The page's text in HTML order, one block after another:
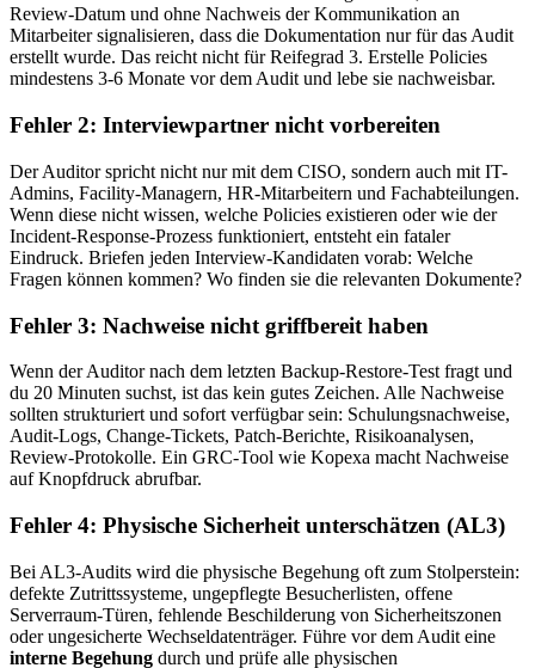
Review-Datum und ohne Nachweis der Kommunikation an
Mitarbeiter signalisieren, dass die Dokumentation nur für das Audit
erstellt wurde. Das reicht nicht für Reifegrad 3. Erstelle Policies
mindestens 3-6 Monate vor dem Audit und lebe sie nachweisbar.
Fehler 2: Interviewpartner nicht vorbereiten
Der Auditor spricht nicht nur mit dem CISO, sondern auch mit IT-
Admins, Facility-Managern, HR-Mitarbeitern und Fachabteilungen.
Wenn diese nicht wissen, welche Policies existieren oder wie der
Incident-Response-Prozess funktioniert, entsteht ein fataler
Eindruck. Briefen jeden Interview-Kandidaten vorab: Welche
Fragen können kommen? Wo finden sie die relevanten Dokumente?
Fehler 3: Nachweise nicht griffbereit haben
Wenn der Auditor nach dem letzten Backup-Restore-Test fragt und
du 20 Minuten suchst, ist das kein gutes Zeichen. Alle Nachweise
sollten strukturiert und sofort verfügbar sein: Schulungsnachweise,
Audit-Logs, Change-Tickets, Patch-Berichte, Risikoanalysen,
Review-Protokolle. Ein GRC-Tool wie Kopexa macht Nachweise
auf Knopfdruck abrufbar.
Fehler 4: Physische Sicherheit unterschätzen (AL3)
Bei AL3-Audits wird die physische Begehung oft zum Stolperstein:
defekte Zutrittssysteme, ungepflegte Besucherlisten, offene
Serverraum-Türen, fehlende Beschilderung von Sicherheitszonen
oder ungesicherte Wechseldatenträger. Führe vor dem Audit eine
interne Begehung durch und prüfe alle physischen